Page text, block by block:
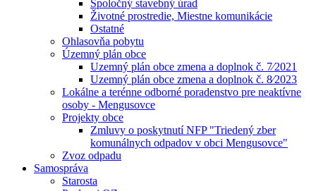
Spoločný stavebný úrad
Životné prostredie, Miestne komunikácie
Ostatné
Ohlasovňa pobytu
Územný plán obce
Uzemný plán obce zmena a doplnok č. 7⁄2021
Uzemný plán obce zmena a doplnok č. 8⁄2023
Lokálne a terénne odborné poradenstvo pre neaktívne
osoby - Mengusovce
Projekty obce
Zmluvy o poskytnutí NFP "Triedený zber
komunálnych odpadov v obci Mengusovce"
Zvoz odpadu
Samospráva
Starosta